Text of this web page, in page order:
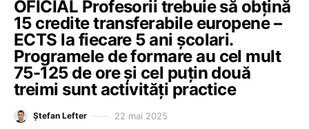
OFICIAL Profesorii trebuie să obțină
15 credite transferabile europene –
ECTS la fiecare 5 ani școlari.
Programele de formare au cel mult
75-125 de ore și cel puțin două
treimi sunt activități practice
Ștefan Lefter 22 mai 2025